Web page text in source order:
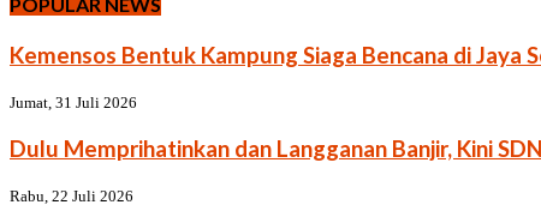
Kemensos Bentuk Kampung Siaga Bencana di Jaya
Jumat, 31 Juli 2026
Dulu Memprihatinkan dan Langganan Banjir, Kini
Rabu, 22 Juli 2026